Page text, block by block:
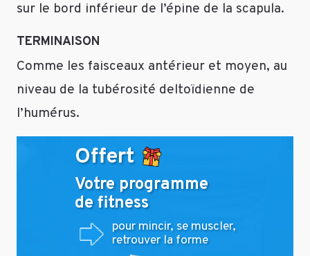
sur le bord inférieur de l’épine de la scapula.
TERMINAISON
Comme les faisceaux antérieur et moyen, au
niveau de la tubérosité deltoïdienne de
l’humérus.
Offert
Votre programme
de fitness
pour mincir, se muscler,
retrouver la forme